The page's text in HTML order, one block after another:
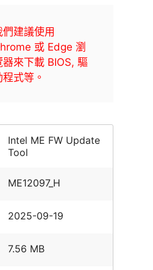
們建議使用
或 Edge 瀏
器來下載 BIOS, 驅
程式等。
Intel ME FW Update
Tool
ME12097_H
2025-09-19
7.56 MB